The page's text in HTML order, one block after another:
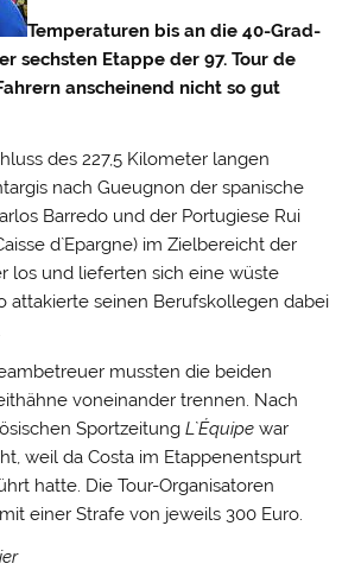
Temperaturen bis an die 40-Grad-
sechsten Etappe der 97. Tour de
anscheinend nicht so gut
des 227,5 Kilometer langen
nach Gueugnon der spanische
Barredo und der Portugiese Rui
d`Epargne) im Zielbereicht der
los und lieferten sich eine wüste
attakierte seinen Berufskollegen dabei
mussten die beiden
voneinander trennen. Nach
SportzeitungL`Équipe war
weil da Costa im Etappenentspurt
hatte. Die Tour-Organisatoren
einer Strafe von jeweils 300 Euro.